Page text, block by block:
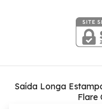
Saída Longa
Flare